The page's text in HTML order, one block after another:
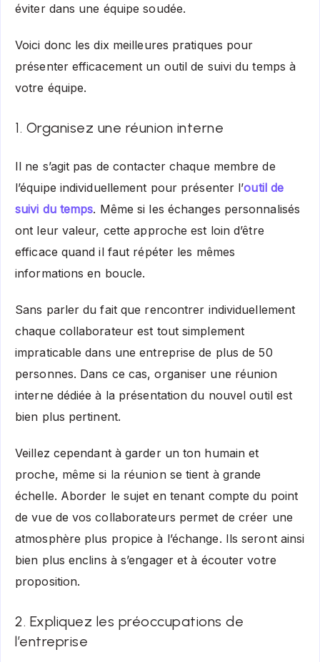
éviter dans une équipe soudée.
Voici donc les dix meilleures pratiques pour
présenter efficacement un outil de suivi du temps à
votre équipe.
1. Organisez une réunion interne
Il ne s’agit pas de contacter chaque membre de
l’équipe individuellement pour présenter l’outil de
suivi du temps. Même si les échanges personnalisés
ont leur valeur, cette approche est loin d’être
efficace quand il faut répéter les mêmes
informations en boucle.
Sans parler du fait que rencontrer individuellement
chaque collaborateur est tout simplement
impraticable dans une entreprise de plus de 50
personnes. Dans ce cas, organiser une réunion
interne dédiée à la présentation du nouvel outil est
bien plus pertinent.
Veillez cependant à garder un ton humain et
proche, même si la réunion se tient à grande
échelle. Aborder le sujet en tenant compte du point
de vue de vos collaborateurs permet de créer une
atmosphère plus propice à l’échange. Ils seront ainsi
bien plus enclins à s’engager et à écouter votre
proposition.
2. Expliquez les préoccupations de
l’entreprise